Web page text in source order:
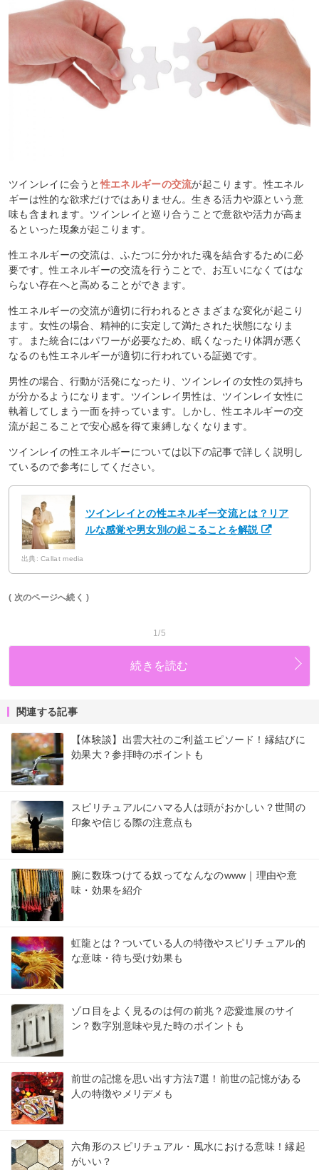
ツインレイに会うと性エネルギーの交流が起こります。性エネル
ギーは性的な欲求だけではありません。生きる活力や源という意
味も含まれます。ツインレイと巡り合うことで意欲や活力が高ま
るといった現象が起こります。
性エネルギーの交流は、ふたつに分かれた魂を結合するために必
要です。性エネルギーの交流を行うことで、お互いになくてはな
らない存在へと高めることができます。
性エネルギーの交流が適切に行われるとさまざまな変化が起こり
ます。女性の場合、精神的に安定して満たされた状態になりま
す。また統合にはパワーが必要なため、眠くなったり体調が悪く
なるのも性エネルギーが適切に行われている証拠です。
男性の場合、行動が活発になったり、ツインレイの女性の気持ち
が分かるようになります。ツインレイ男性は、ツインレイ女性に
執着してしまう一面を持っています。しかし、性エネルギーの交
流が起こることで安心感を得て束縛しなくなります。
ツインレイの性エネルギーについては以下の記事で詳しく説明し
ているので参考にしてください。
ツインレイとの性エネルギー交流とは？リア
ルな感覚や男女別の起こることを解説
出典: Callat media
( 次のページへ続く )
1/5
続きを読む
関連する記事
【体験談】出雲大社のご利益エピソード！縁結びに
効果大？参拝時のポイントも
スピリチュアルにハマる人は頭がおかしい？世間の
印象や信じる際の注意点も
腕に数珠つけてる奴ってなんなのwww｜理由や意
味・効果を紹介
虹龍とは？ついている人の特徴やスピリチュアル的
な意味・待ち受け効果も
ゾロ目をよく見るのは何の前兆？恋愛進展のサイ
ン？数字別意味や見た時のポイントも
前世の記憶を思い出す方法7選！前世の記憶がある
人の特徴やメリデメも
六角形のスピリチュアル・風水における意味！縁起
がいい？